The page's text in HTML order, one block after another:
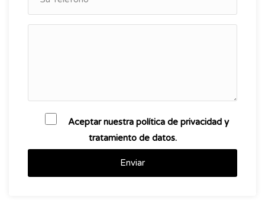
Aceptar nuestra política de privacidad y
tratamiento de datos.
Enviar